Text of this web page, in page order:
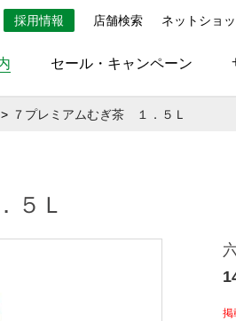
採用情報 店舗検索 ネットショ
セール・キャンペーン
７プレミアムむぎ茶 １．５Ｌ
５Ｌ
掲